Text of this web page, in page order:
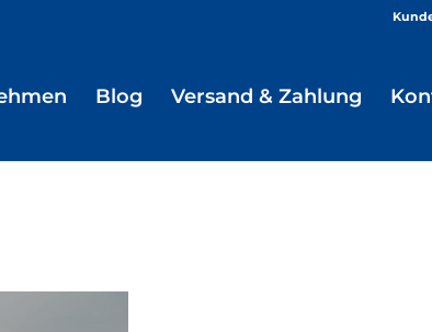
Blog Versand & Zahlung